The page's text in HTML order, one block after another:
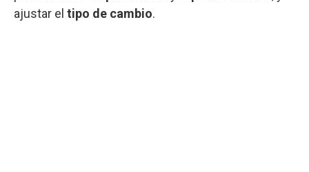
ajustar el tipo de cambio.